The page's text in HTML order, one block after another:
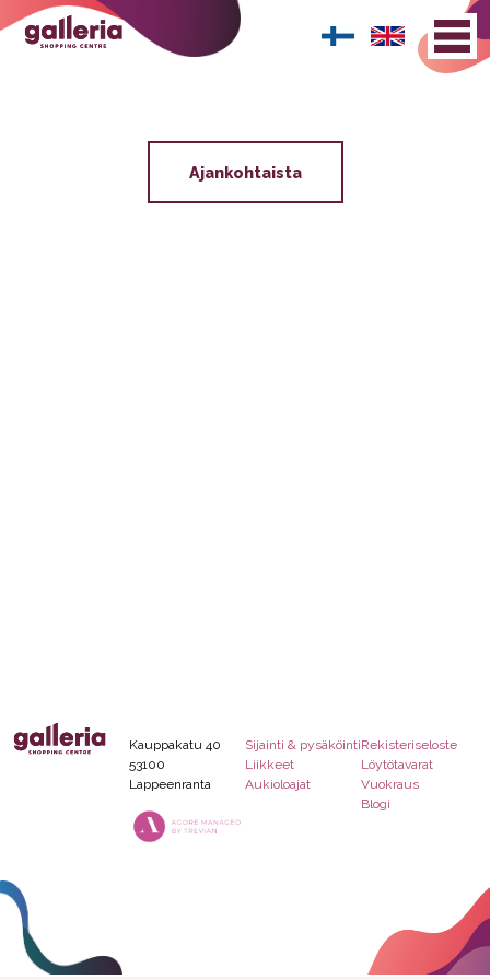
Ajankohtaista
Kauppakatu 40
53100
Lappeenranta
Sijainti & pysäköinti
Liikkeet
Aukioloajat
Rekisteriseloste
Löytötavarat
Vuokraus
Blogi